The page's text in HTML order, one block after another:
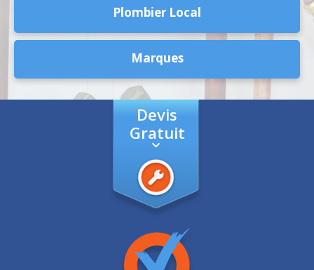
Plombier Local
Marques
Devis
Gratuit